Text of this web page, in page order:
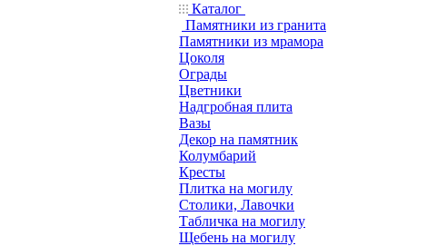
Каталог
Памятники из гранита
Памятники из мрамора
Цоколя
Ограды
Цветники
Надгробная плита
Вазы
Декор на памятник
Колумбарий
Кресты
Плитка на могилу
Столики, Лавочки
Табличка на могилу
Щебень на могилу